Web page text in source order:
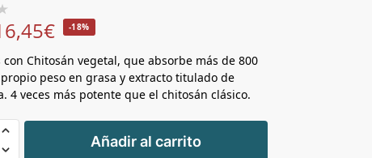
€ -18%
con Chitosán vegetal, que absorbe más de 800
peso en grasa y extracto titulado de
4 veces más potente que el chitosán clásico.
+
-
Añadir al carrito